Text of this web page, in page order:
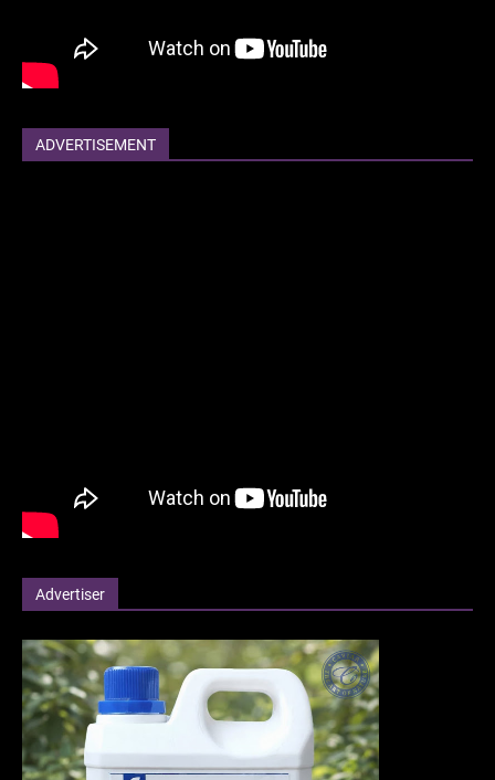
ADVERTISEMENT
Advertiser